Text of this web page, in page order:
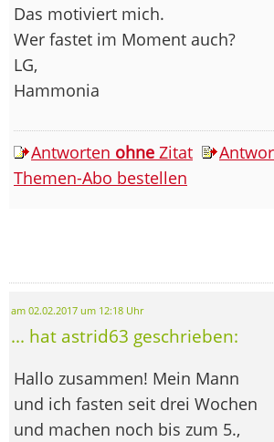
Das motiviert mich.
Wer fastet im Moment auch?
LG,
Hammonia
Antworten ohne Zitat
Themen-Abo bestellen
am 02.02.2017 um 12:18 Uhr
... hat astrid63 geschrieben:
Hallo zusammen! Mein Mann
und ich fasten seit drei Wochen
und machen noch bis zum 5.,